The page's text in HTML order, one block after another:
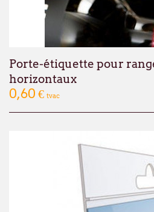
Porte-étiquette pour
horizontaux
0,60 € tvac